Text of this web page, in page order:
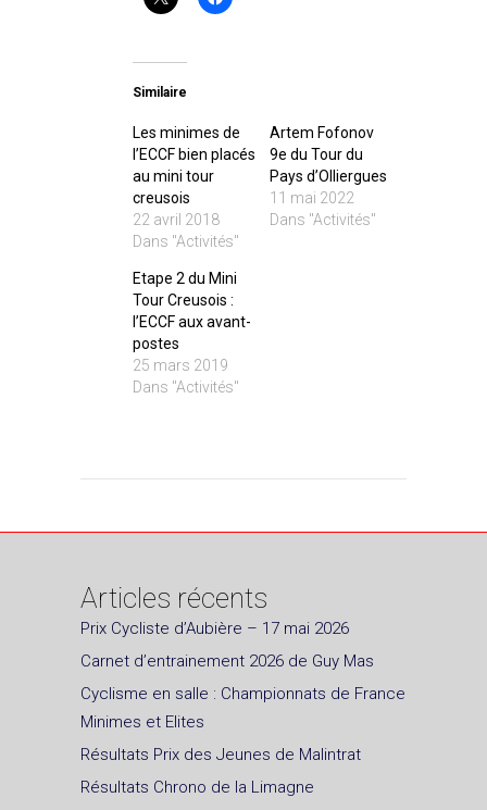
Similaire
Les minimes de
l’ECCF bien placés
au mini tour
creusois
22 avril 2018
Dans "Activités"
Artem Fofonov
9e du Tour du
Pays d’Olliergues
11 mai 2022
Dans "Activités"
Etape 2 du Mini
Tour Creusois :
l’ECCF aux avant-
postes
25 mars 2019
Dans "Activités"
Articles récents
Prix Cycliste d’Aubière – 17 mai 2026
Carnet d’entrainement 2026 de Guy Mas
Cyclisme en salle : Championnats de France
Minimes et Elites
Résultats Prix des Jeunes de Malintrat
Résultats Chrono de la Limagne